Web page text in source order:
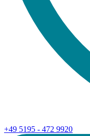
+49 5195 - 472 9920